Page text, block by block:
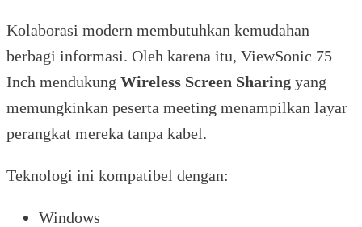
Kolaborasi modern membutuhkan kemudahan
berbagi informasi. Oleh karena itu, ViewSonic 75
Inch mendukung Wireless Screen Sharing yang
memungkinkan peserta meeting menampilkan layar
perangkat mereka tanpa kabel.
Teknologi ini kompatibel dengan:
Windows